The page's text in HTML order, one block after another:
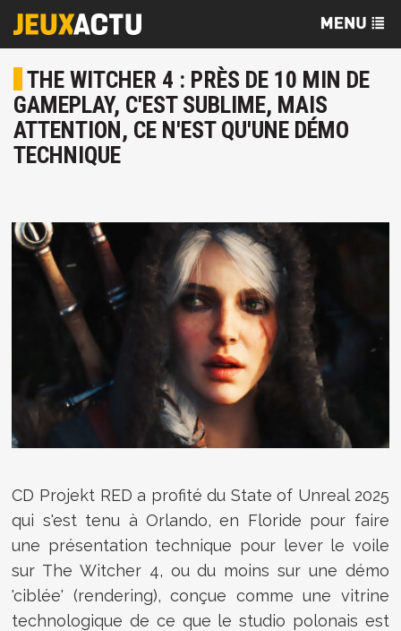
THE WITCHER 4 : PRÈS DE 10 MIN DE
GAMEPLAY, C'EST SUBLIME, MAIS
ATTENTION, CE N'EST QU'UNE DÉMO
TECHNIQUE
CD Projekt RED a profité du State of Unreal 2025
qui s'est tenu à Orlando, en Floride pour faire
une présentation technique pour lever le voile
sur The Witcher 4, ou du moins sur une démo
'ciblée' (rendering), conçue comme une vitrine
technologique de ce que le studio polonais est